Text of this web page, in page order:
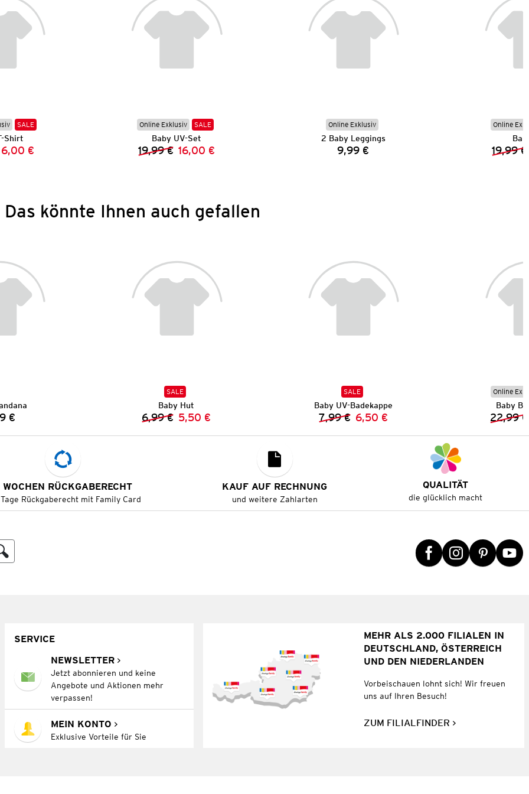
SALE
Shirt
Preis:
Preis:
6,00 €
Online Exklusiv SALE
Baby UV-Set
Vorheriger Preis:
19,99 € Neuer Preis:
16,00 €
Online Exklusiv
2 Baby Leggings
Preis:
9,99 €
Online
19,99 €
Das könnte Ihnen auch gefallen
€
SALE
Baby Hut
Vorheriger Preis:
6,99 € Neuer Preis:
5,50 €
SALE
Baby UV-Badekappe
Vorheriger Preis:
7,99 € Neuer Preis:
6,50 €
Online
Baby
22,99 €
RÜCKGABERECHT
Rückgaberecht mit Family Card
KAUF AUF RECHNUNG
und weitere Zahlarten
QUALITÄT
die glücklich macht
SERVICE
NEWSLETTER
Jetzt abonnieren und keine
Angebote und Aktionen mehr
verpassen!
MEIN KONTO
Exklusive Vorteile für Sie
MEHR ALS 2.000 FILIALEN IN
DEUTSCHLAND, ÖSTERREICH
UND DEN NIEDERLANDEN
Vorbeischauen lohnt sich! Wir freuen
uns auf Ihren Besuch!
ZUM FILIALFINDER